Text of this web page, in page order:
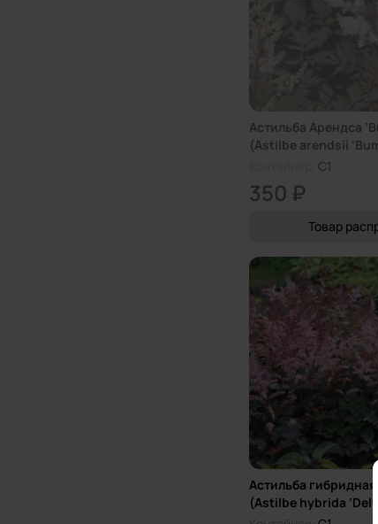
Астильба Арендса
(Astilbe arendsii
C1
350 ₽
Товар
Астильба гибридная
(Astilbe hybrida